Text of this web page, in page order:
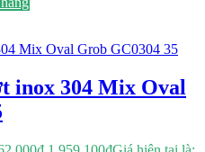
inox 304 Mix Oval